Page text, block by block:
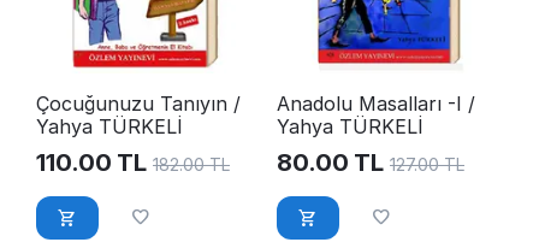
Çocuğunuzu Tanıyın /
Yahya TÜRKELİ
110.00 TL 182.00 TL
Anadolu Masalları -I /
Yahya TÜRKELİ
80.00 TL 127.00 TL